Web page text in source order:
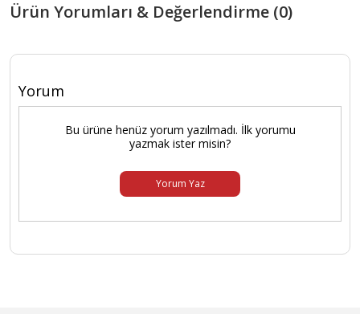
Ürün Yorumları & Değerlendirme (0)
Yorum
Bu ürüne henüz yorum yazılmadı. İlk yorumu
yazmak ister misin?
Yorum Yaz